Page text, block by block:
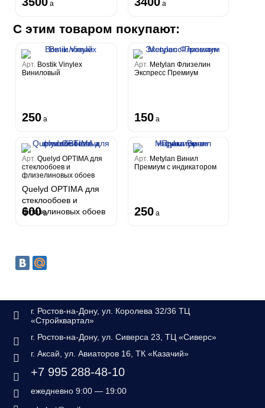
a a
С этим товаром покупают:
Арт. Bostik Vinylex
Виниловый
250 a
Арт. Metylan Флизелин
Экспресс Премиум
150 a
Арт.Quelyd OPTIMA для
стеклообоев и
флизелиновых обоев
Quelyd OPTIMA для
стеклообоев и
флизелиновых обоев
600 a
Арт. Metylan Винил
Премиум с индикатором
250 a
г. Ростов-на-Дону, ул. Королева 32/36 ТЦ
«Стройквартал»
г. Ростов-на-Дону, ул. Сиверса 23, ТЦ «Сиверс»
г. Аксай, ул. Авиаторов 16, ТК «Казачий»
+7 995 288-48-10
ежедневно 9:00 — 19:00